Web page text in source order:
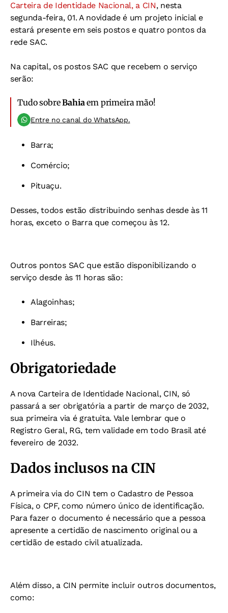
Carteira de Identidade Nacional, a CIN, nesta
segunda-feira, 01. A novidade é um projeto inicial e
estará presente em seis postos e quatro pontos da
rede SAC.
Na capital, os postos SAC que recebem o serviço
serão:
Tudo sobreBahiaem primeira mão!
Entre no canal do WhatsApp.
Barra;
Comércio;
Pituaçu.
Desses, todos estão distribuindo senhas desde às 11
horas, exceto o Barra que começou às 12.
Outros pontos SAC que estão disponibilizando o
serviço desde às 11 horas são:
Alagoinhas;
Barreiras;
Ilhéus.
Obrigatoriedade
A nova Carteira de Identidade Nacional, CIN, só
passará a ser obrigatória a partir de março de 2032,
sua primeira via é gratuita. Vale lembrar que o
Registro Geral, RG, tem validade em todo Brasil até
fevereiro de 2032.
Dados inclusos na CIN
A primeira via do CIN tem o Cadastro de Pessoa
Física, o CPF, como número único de identificação.
Para fazer o documento é necessário que a pessoa
apresente a certidão de nascimento original ou a
certidão de estado civil atualizada.
Além disso, a CIN permite incluir outros documentos,
como: